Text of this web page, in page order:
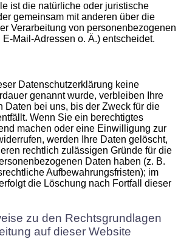
ist die natürliche oder juristische
gemeinsam mit anderen über die
Verarbeitung von personenbezogenen
E-Mail-Adressen o. Ä.) entscheidet.
Datenschutzerklärung keine
genannt wurde, verbleiben Ihre
Daten bei uns, bis der Zweck für die
Wenn Sie ein berechtigtes
machen oder eine Einwilligung zur
werden Ihre Daten gelöscht,
rechtlich zulässigen Gründe für die
Daten haben (z. B.
Aufbewahrungsfristen); im
die Löschung nach Fortfall dieser
zu den Rechtsgrundlagen
auf dieser Website